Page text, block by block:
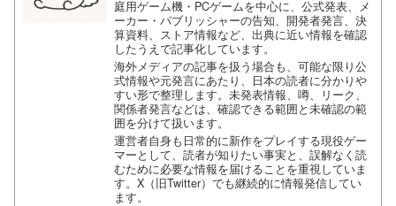
庭用ゲーム機・PCゲームを中心に、公式発表、メ
ーカー・パブリッシャーの告知、開発者発言、決
算資料、ストア情報など、出典に近い情報を確認
したうえで記事化しています。
海外メディアの記事を扱う場合も、可能な限り公
式情報や元発言にあたり、日本の読者に分かりや
すい形で整理します。未発表情報、噂、リーク、
関係者発言などは、確認できる範囲と未確認の範
囲を分けて扱います。
運営者自身も日常的に新作をプレイする現役ゲー
マーとして、読者が知りたい事実と、誤解なく読
むために必要な情報を届けることを重視していま
す。X（旧Twitter）でも継続的に情報発信してい
ます。